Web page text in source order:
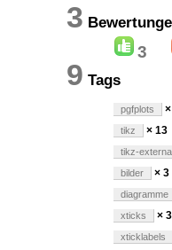
3
3
9
pgfplots
tikz × 13
tikz-external
bilder × 3
diagramme
xticks × 3
xticklabels